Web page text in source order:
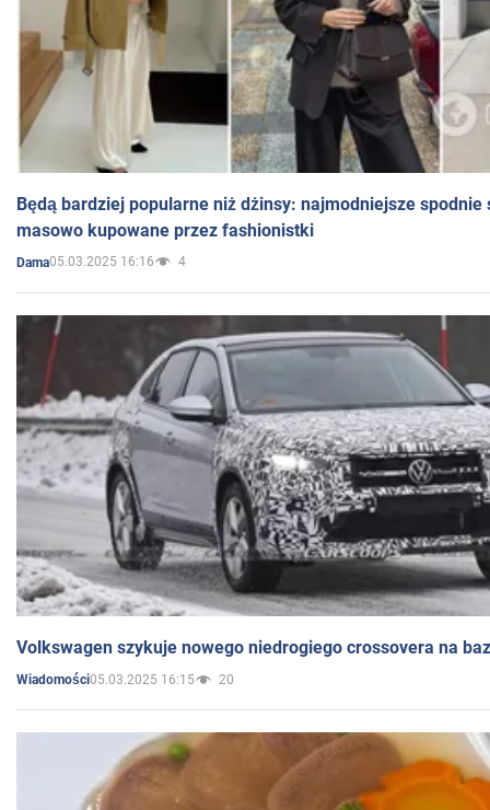
Będą bardziej popularne niż dżinsy: najmodniejsze spodnie
masowo kupowane przez fashionistki
Dama05.03.2025 16:16 4
Volkswagen szykuje nowego niedrogiego crossovera na
Wiadomości05.03.2025 16:15 20